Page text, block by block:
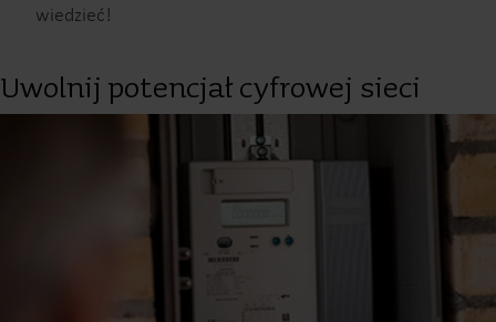
wiedzieć!
Uwolnij potencjał cyfrowej sieci